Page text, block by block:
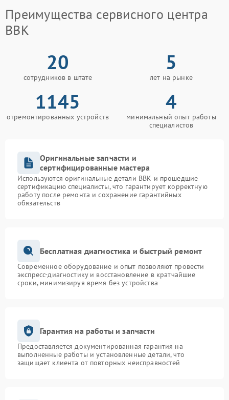
Преимущества сервисного центра
BBK
20
сотрудников в штате
5
лет на рынке
1145
отремонтированных устройств
4
минимальный опыт работы
специалистов
Оригинальные запчасти и
сертифицированные мастера
Используются оригинальные детали BBK и прошедшие
сертификацию специалисты, что гарантирует корректную
работу после ремонта и сохранение гарантийных
обязательств
Бесплатная диагностика и быстрый ремонт
Современное оборудование и опыт позволяют провести
экспресс-диагностику и восстановление в кратчайшие
сроки, минимизируя время без устройства
Гарантия на работы и запчасти
Предоставляется документированная гарантия на
выполненные работы и установленные детали, что
защищает клиента от повторных неисправностей